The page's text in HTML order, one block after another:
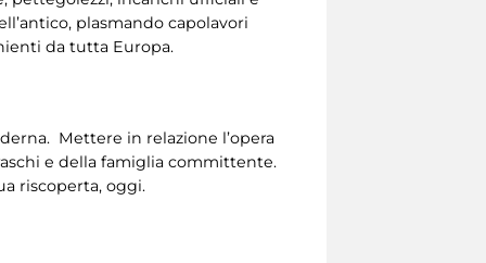
plasmando capolavori
da tutta Europa.
Mettere in relazione l’opera
e della famiglia committente.
riscoperta, oggi.